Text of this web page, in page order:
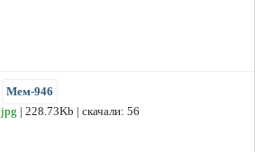
Мем-946
jpg | 228.73Kb | скачали: 56